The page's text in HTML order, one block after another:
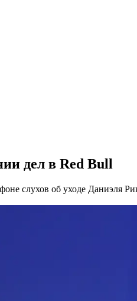
дел в Red Bull
слухов об уходе Даниэля